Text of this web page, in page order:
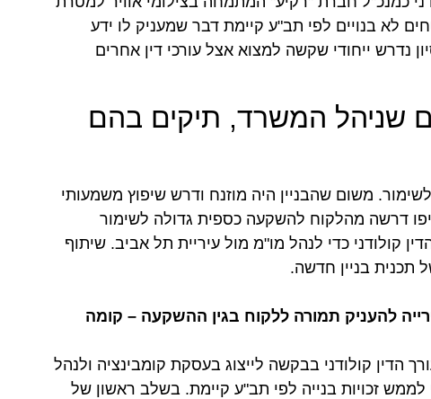
לא בנויים לפי תב"ע קיימת דבר שמעניק לו ידע
נדרש ייחודי שקשה למצוא אצל עורכי דין אחרים
שניהל המשרד, תיקים בהם
משום שהבניין היה מוזנח ודרש שיפוץ משמעותי
דרשה מהלקוח להשקעה כספית גדולה לשימור
קולודני כדי לנהל מו"מ מול עיריית תל אביב. שיתוף
בניין חדשה.
להעניק תמורה ללקוח בגין ההשקעה – קומה
קולודני בבקשה לייצוג בעסקת קומבינציה ולנהל
זכויות בנייה לפי תב"ע קיימת. בשלב ראשון של